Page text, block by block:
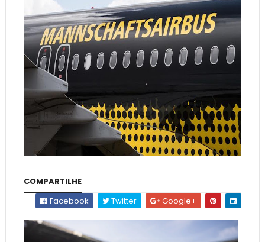
COMPARTILHE
Facebook
Twitter Google+